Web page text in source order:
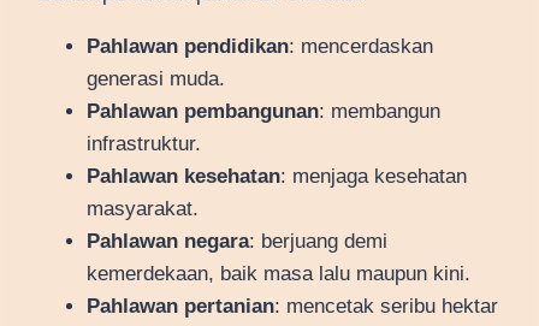
Pahlawan pendidikan: mencerdaskan
generasi muda.
Pahlawan pembangunan: membangun
infrastruktur.
Pahlawan kesehatan: menjaga kesehatan
masyarakat.
Pahlawan negara: berjuang demi
kemerdekaan, baik masa lalu maupun kini.
Pahlawan pertanian: mencetak seribu hektar